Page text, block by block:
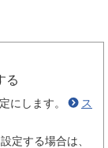
る
にします。
ス
定する場合は、